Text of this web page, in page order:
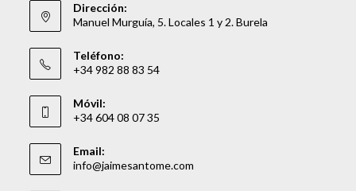
Dirección:
Manuel Murguía, 5. Locales 1 y 2. Burela
Teléfono:
+34 982 88 83 54
Móvil:
+34 604 08 07 35
Email:
info@jaimesantome.com